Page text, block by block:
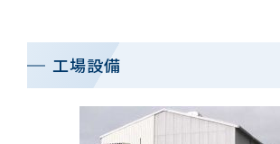
工場設備